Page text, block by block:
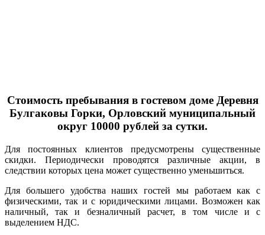
Стоимость пребывания в гостевом доме Деревня
Булгаковы Горки, Орловский муниципальный
округ 10000 рублей за сутки.
Для постоянных клиентов предусмотрены существенные
скидки. Периодически проводятся различные акции, в
следствии которых цена может существенно уменьшиться.
Для большего удобства наших гостей мы работаем как с
физическими, так и с юридическими лицами. Возможен как
наличный, так и безналичный расчет, в том числе и с
выделением НДС.